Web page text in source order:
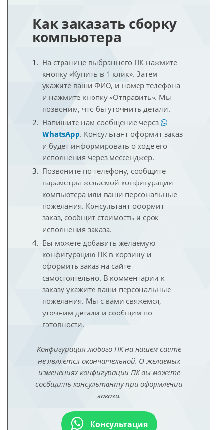
Как заказать сборку
компьютера
На странице выбранного ПК нажмите
кнопку «Купить в 1 клик». Затем
укажите ваши ФИО, и номер телефона
и нажмите кнопку «Отправить». Мы
позвоним, что бы уточнить детали.
Напишите нам сообщение через
WhatsApp. Консультант оформит заказ
и будет информировать о ходе его
исполнения через мессенджер.
Позвоните по телефону, сообщите
параметры желаемой конфигурации
компьютера или ваши персональные
пожелания. Консультант оформит
заказ, сообщит стоимость и срок
исполнения заказа.
Вы можете добавить желаемую
конфигурацию ПК в корзину и
оформить заказ на сайте
самостоятельно. В комментарии к
заказу укажите ваши персональные
пожелания. Мы с вами свяжемся,
уточним детали и сообщим по
готовности.
Конфигурация любого ПК на нашем сайте
не является окончательной. О желаемых
изменениях конфигурации ПК вы можете
сообщить консультанту при оформлении
заказа.
Консультация